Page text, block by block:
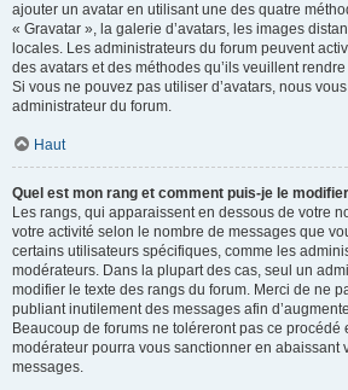
ajouter un avatar en utilisant une des quatre
« Gravatar », la galerie d’avatars, les images
locales. Les administrateurs du forum peuvent
des avatars et des méthodes qu’ils veuillent
Si vous ne pouvez pas utiliser d’avatars, nous
administrateur du forum.
Haut
Quel est mon rang et comment puis-je le
Les rangs, qui apparaissent en dessous de votre
votre activité selon le nombre de messages que
certains utilisateurs spécifiques, comme les
modérateurs. Dans la plupart des cas, seul un
modifier le texte des rangs du forum. Merci de ne
publiant inutilement des messages afin
Beaucoup de forums ne toléreront pas ce procédé
modérateur pourra vous sanctionner en abaissant
messages.